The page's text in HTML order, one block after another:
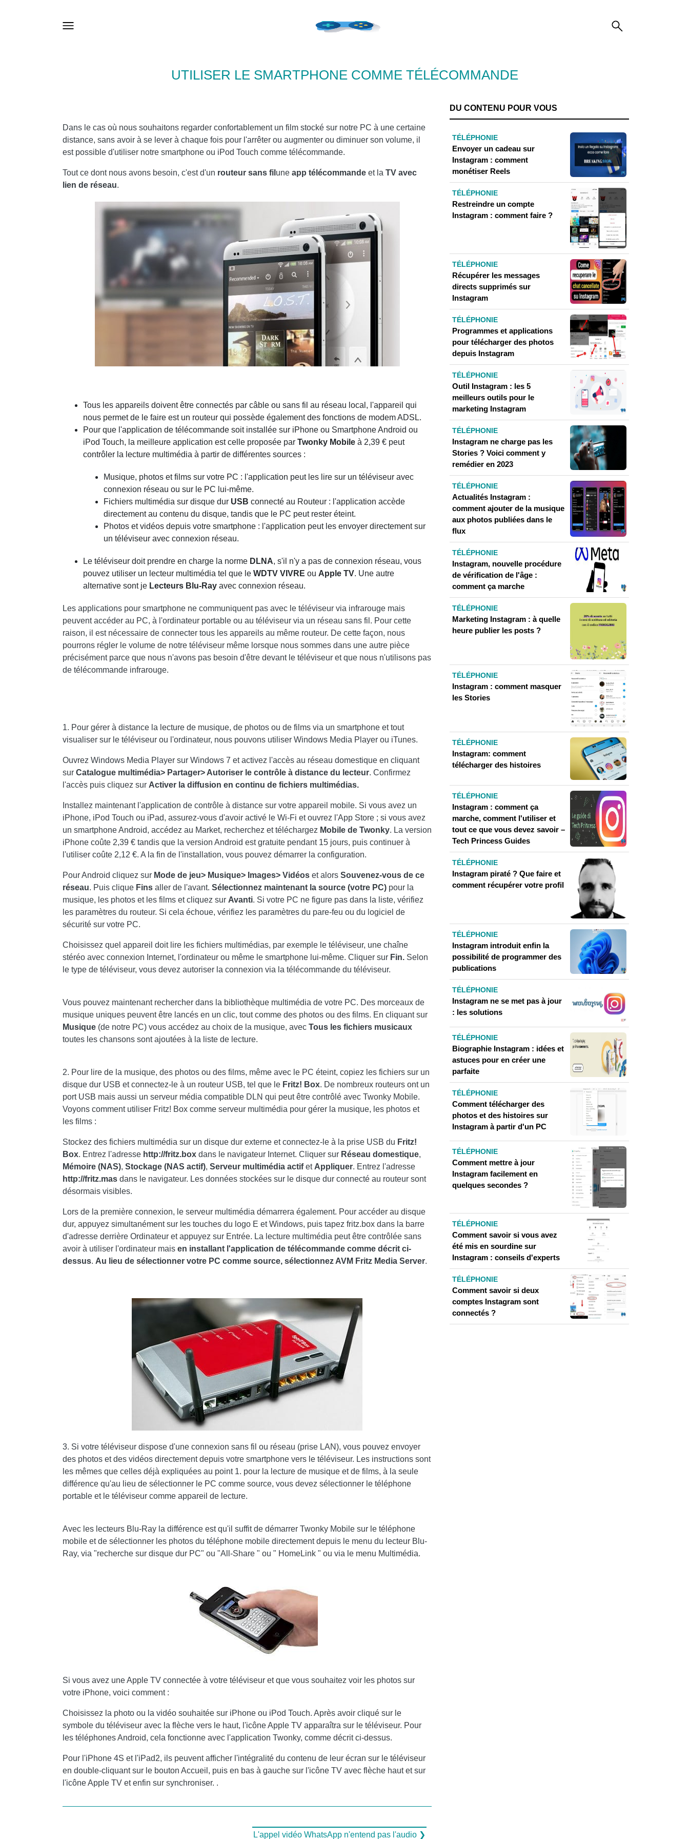
UTILISER LE SMARTPHONE COMME TÉLÉCOMMANDE
Dans le cas où nous souhaitons regarder confortablement un film stocké sur notre PC à une certaine
distance, sans avoir à se lever à chaque fois pour l'arrêter ou augmenter ou diminuer son volume, il
est possible d'utiliser notre smartphone ou iPod Touch comme télécommande.
Tout ce dont nous avons besoin, c'est d'un routeur sans fil une app télécommande et la TV avec
lien de réseau.
Tous les appareils doivent être connectés par câble ou sans fil au réseau local, l'appareil qui
nous permet de le faire est un routeur qui possède également des fonctions de modem ADSL.
Pour que l'application de télécommande soit installée sur iPhone ou Smartphone Android ou
iPod Touch, la meilleure application est celle proposée par Twonky Mobile à 2,39 € peut
contrôler la lecture multimédia à partir de différentes sources :
Musique, photos et films sur votre PC : l'application peut les lire sur un téléviseur avec
connexion réseau ou sur le PC lui-même.
Fichiers multimédia sur disque dur USB connecté au Routeur : l'application accède
directement au contenu du disque, tandis que le PC peut rester éteint.
Photos et vidéos depuis votre smartphone : l'application peut les envoyer directement sur
un téléviseur avec connexion réseau.
Le téléviseur doit prendre en charge la norme DLNA, s'il n'y a pas de connexion réseau, vous
pouvez utiliser un lecteur multimédia tel que le WDTV VIVRE ou Apple TV. Une autre
alternative sont je Lecteurs Blu-Ray avec connexion réseau.
Les applications pour smartphone ne communiquent pas avec le téléviseur via infrarouge mais
peuvent accéder au PC, à l'ordinateur portable ou au téléviseur via un réseau sans fil. Pour cette
raison, il est nécessaire de connecter tous les appareils au même routeur. De cette façon, nous
pourrons régler le volume de notre téléviseur même lorsque nous sommes dans une autre pièce
précisément parce que nous n'avons pas besoin d'être devant le téléviseur et que nous n'utilisons pas
de télécommande infrarouge.
1. Pour gérer à distance la lecture de musique, de photos ou de films via un smartphone et tout
visualiser sur le téléviseur ou l'ordinateur, nous pouvons utiliser Windows Media Player ou iTunes.
Ouvrez Windows Media Player sur Windows 7 et activez l'accès au réseau domestique en cliquant
sur Catalogue multimédia> Partager> Autoriser le contrôle à distance du lecteur. Confirmez
l'accès puis cliquez sur Activer la diffusion en continu de fichiers multimédias.
Installez maintenant l'application de contrôle à distance sur votre appareil mobile. Si vous avez un
iPhone, iPod Touch ou iPad, assurez-vous d'avoir activé le Wi-Fi et ouvrez l'App Store ; si vous avez
un smartphone Android, accédez au Market, recherchez et téléchargez Mobile de Twonky. La version
iPhone coûte 2,39 € tandis que la version Android est gratuite pendant 15 jours, puis continuer à
l'utiliser coûte 2,12 €. A la fin de l'installation, vous pouvez démarrer la configuration.
Pour Android cliquez sur Mode de jeu> Musique> Images> Vidéos et alors Souvenez-vous de ce
réseau. Puis clique Fins aller de l'avant. Sélectionnez maintenant la source (votre PC) pour la
musique, les photos et les films et cliquez sur Avanti. Si votre PC ne figure pas dans la liste, vérifiez
les paramètres du routeur. Si cela échoue, vérifiez les paramètres du pare-feu ou du logiciel de
sécurité sur votre PC.
Choisissez quel appareil doit lire les fichiers multimédias, par exemple le téléviseur, une chaîne
stéréo avec connexion Internet, l'ordinateur ou même le smartphone lui-même. Cliquer sur Fin. Selon
le type de téléviseur, vous devez autoriser la connexion via la télécommande du téléviseur.
Vous pouvez maintenant rechercher dans la bibliothèque multimédia de votre PC. Des morceaux de
musique uniques peuvent être lancés en un clic, tout comme des photos ou des films. En cliquant sur
Musique (de notre PC) vous accédez au choix de la musique, avec Tous les fichiers musicaux
toutes les chansons sont ajoutées à la liste de lecture.
2. Pour lire de la musique, des photos ou des films, même avec le PC éteint, copiez les fichiers sur un
disque dur USB et connectez-le à un routeur USB, tel que le Fritz! Box. De nombreux routeurs ont un
port USB mais aussi un serveur média compatible DLN qui peut être contrôlé avec Twonky Mobile.
Voyons comment utiliser Fritz! Box comme serveur multimédia pour gérer la musique, les photos et
les films :
Stockez des fichiers multimédia sur un disque dur externe et connectez-le à la prise USB du Fritz!
Box. Entrez l'adresse http://fritz.box dans le navigateur Internet. Cliquer sur Réseau domestique,
Mémoire (NAS), Stockage (NAS actif), Serveur multimédia actifet Appliquer. Entrez l'adresse
http://fritz.mas dans le navigateur. Les données stockées sur le disque dur connecté au routeur sont
désormais visibles.
Lors de la première connexion, le serveur multimédia démarrera également. Pour accéder au disque
dur, appuyez simultanément sur les touches du logo E et Windows, puis tapez fritz.box dans la barre
d'adresse derrière Ordinateur et appuyez sur Entrée. La lecture multimédia peut être contrôlée sans
avoir à utiliser l'ordinateur mais en installant l'application de télécommande comme décrit ci-
dessus. Au lieu de sélectionner votre PC comme source, sélectionnez AVM Fritz Media Server.
3. Si votre téléviseur dispose d'une connexion sans fil ou réseau (prise LAN), vous pouvez envoyer
des photos et des vidéos directement depuis votre smartphone vers le téléviseur. Les instructions sont
les mêmes que celles déjà expliquées au point 1. pour la lecture de musique et de films, à la seule
différence qu'au lieu de sélectionner le PC comme source, vous devez sélectionner le téléphone
portable et le téléviseur comme appareil de lecture.
Avec les lecteurs Blu-Ray la différence est qu'il suffit de démarrer Twonky Mobile sur le téléphone
mobile et de sélectionner les photos du téléphone mobile directement depuis le menu du lecteur Blu-
Ray, via "recherche sur disque dur PC" ou "All-Share " ou " HomeLink " ou via le menu Multimédia.
Si vous avez une Apple TV connectée à votre téléviseur et que vous souhaitez voir les photos sur
votre iPhone, voici comment :
Choisissez la photo ou la vidéo souhaitée sur iPhone ou iPod Touch. Après avoir cliqué sur le
symbole du téléviseur avec la flèche vers le haut, l'icône Apple TV apparaîtra sur le téléviseur. Pour
les téléphones Android, cela fonctionne avec l'application Twonky, comme décrit ci-dessus.
Pour l'iPhone 4S et l'iPad2, ils peuvent afficher l'intégralité du contenu de leur écran sur le téléviseur
en double-cliquant sur le bouton Accueil, puis en bas à gauche sur l'icône TV avec flèche haut et sur
l'icône Apple TV et enfin sur synchroniser. .
L'appel vidéo WhatsApp n'entend pas l'audio ❯
DU CONTENU POUR VOUS
TÉLÉPHONIE
Envoyer un cadeau sur
Instagram : comment
monétiser Reels
TÉLÉPHONIE
Restreindre un compte
Instagram : comment faire ?
TÉLÉPHONIE
Récupérer les messages
directs supprimés sur
Instagram
TÉLÉPHONIE
Programmes et applications
pour télécharger des photos
depuis Instagram
TÉLÉPHONIE
Outil Instagram : les 5
meilleurs outils pour le
marketing Instagram
TÉLÉPHONIE
Instagram ne charge pas les
Stories ? Voici comment y
remédier en 2023
TÉLÉPHONIE
Actualités Instagram :
comment ajouter de la musique
aux photos publiées dans le
flux
TÉLÉPHONIE
Instagram, nouvelle procédure
de vérification de l'âge :
comment ça marche
TÉLÉPHONIE
Marketing Instagram : à quelle
heure publier les posts ?
TÉLÉPHONIE
Instagram : comment masquer
les Stories
TÉLÉPHONIE
Instagram: comment
télécharger des histoires
TÉLÉPHONIE
Instagram : comment ça
marche, comment l'utiliser et
tout ce que vous devez savoir –
Tech Princess Guides
TÉLÉPHONIE
Instagram piraté ? Que faire et
comment récupérer votre profil
TÉLÉPHONIE
Instagram introduit enfin la
possibilité de programmer des
publications
TÉLÉPHONIE
Instagram ne se met pas à jour
: les solutions
TÉLÉPHONIE
Biographie Instagram : idées et
astuces pour en créer une
parfaite
TÉLÉPHONIE
Comment télécharger des
photos et des histoires sur
Instagram à partir d'un PC
TÉLÉPHONIE
Comment mettre à jour
Instagram facilement en
quelques secondes ?
TÉLÉPHONIE
Comment savoir si vous avez
été mis en sourdine sur
Instagram : conseils d'experts
TÉLÉPHONIE
Comment savoir si deux
comptes Instagram sont
connectés ?